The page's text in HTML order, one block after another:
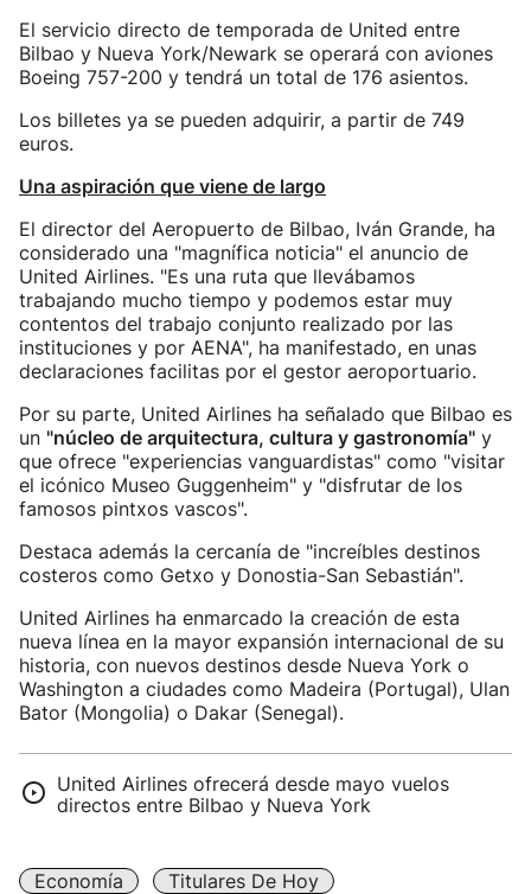
El servicio directo de temporada de United entre
Bilbao y Nueva York/Newark se operará con aviones
Boeing 757-200 y tendrá un total de 176 asientos.
Los billetes ya se pueden adquirir, a partir de 749
euros.
Una aspiración que viene de largo
El director del Aeropuerto de Bilbao, Iván Grande, ha
considerado una "magnífica noticia" el anuncio de
United Airlines. "Es una ruta que llevábamos
trabajando mucho tiempo y podemos estar muy
contentos del trabajo conjunto realizado por las
instituciones y por AENA", ha manifestado, en unas
declaraciones facilitas por el gestor aeroportuario.
Por su parte, United Airlines ha señalado que Bilbao es
un "núcleo de arquitectura, cultura y gastronomía" y
que ofrece "experiencias vanguardistas" como "visitar
el icónico Museo Guggenheim" y "disfrutar de los
famosos pintxos vascos".
Destaca además la cercanía de "increíbles destinos
costeros como Getxo y Donostia-San Sebastián".
United Airlines ha enmarcado la creación de esta
nueva línea en la mayor expansión internacional de su
historia, con nuevos destinos desde Nueva York o
Washington a ciudades como Madeira (Portugal), Ulan
Bator (Mongolia) o Dakar (Senegal).
United Airlines ofrecerá desde mayo vuelos
directos entre Bilbao y Nueva York
Economía Titulares De Hoy